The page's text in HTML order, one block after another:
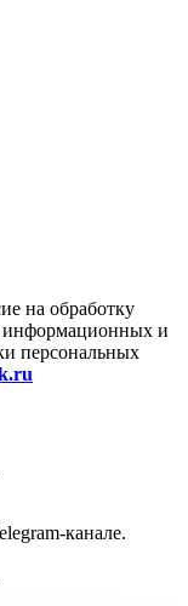
на обработку
информационных и
персональных
канале.